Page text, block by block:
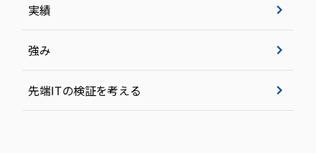
実績
強み
先端ITの検証を考える